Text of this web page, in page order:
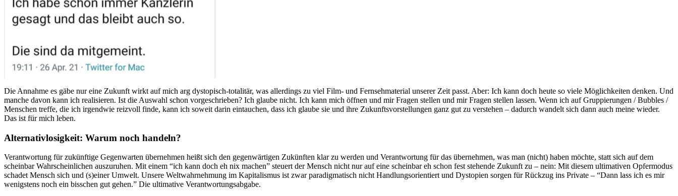
Die Annahme es gäbe nur eine Zukunft wirkt auf mich arg dystopisch-totalitär, was allerdings zu viel Film- und Fernsehmaterial unserer Zeit passt. Aber: Ich kann doch heute so viele Möglichkeiten denken. Und
manche davon kann ich realisieren. Ist die Auswahl schon vorgeschrieben? Ich glaube nicht. Ich kann mich öffnen und mir Fragen stellen und mir Fragen stellen lassen. Wenn ich auf Gruppierungen / Bubbles /
Menschen treffe, die ich irgendwie reizvoll finde, kann ich soweit darin eintauchen, dass ich glaube sie und ihre Zukunftsvorstellungen ganz gut zu verstehen – dadurch wandelt sich dann auch meine wieder.
Das ist für mich leben.
Alternativlosigkeit: Warum noch handeln?
Verantwortung für zukünftige Gegenwarten übernehmen heißt sich den gegenwärtigen Zukünften klar zu werden und Verantwortung für das übernehmen, was man (nicht) haben möchte, statt sich auf dem
scheinbar Wahrscheinlichen auszuruhen. Mit einem “ich kann doch eh nix machen” steuert der Mensch nicht nur auf eine scheinbar eh schon fest stehende Zukunft zu – nein: Mit diesem ultimativen Opfermodus
schadet Mensch sich und (s)einer Umwelt. Unsere Weltwahrnehmung im Kapitalismus ist zwar paradigmatisch nicht Handlungsorientiert und Dystopien sorgen für Rückzug ins Private – “Dann lass ich es mir
wenigstens noch ein bisschen gut gehen.” Die ultimative Verantwortungsabgabe.